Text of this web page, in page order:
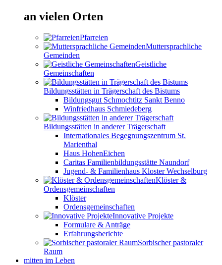
an vielen Orten
Pfarreien
Muttersprachliche
Gemeinden
Geistliche
Gemeinschaften
Bildungsstätten in Trägerschaft des Bistums
Bildungsgut Schmochtitz Sankt Benno
Winfriedhaus Schmiedeberg
Bildungsstätten in anderer Trägerschaft
Internationales Begegnungszentrum St.
Marienthal
Haus HohenEichen
Caritas Familienbildungsstätte Naundorf
Jugend- & Familienhaus Kloster Wechselburg
Klöster &
Ordensgemeinschaften
Klöster
Ordensgemeinschaften
Innovative Projekte
Formulare & Anträge
Erfahrungsberichte
Sorbischer pastoraler
Raum
mitten im Leben